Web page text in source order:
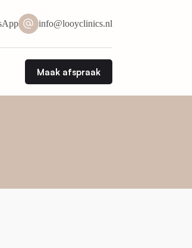
info@looyclinics.nl
Maak afspraak